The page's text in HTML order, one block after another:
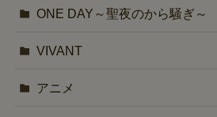
ONE DAY～聖夜のから騒ぎ～
VIVANT
アニメ